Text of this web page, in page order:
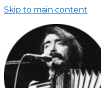
Skip to main content